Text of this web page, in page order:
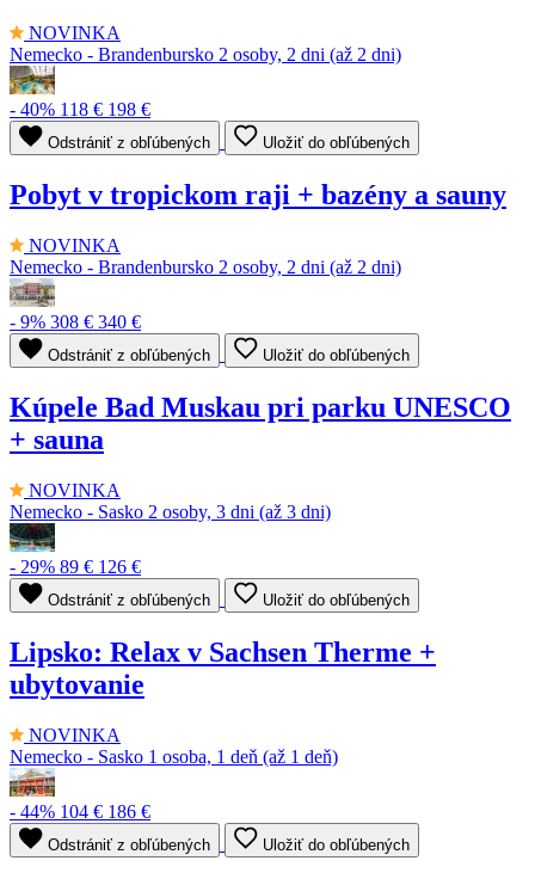
NOVINKA
Nemecko - Brandenbursko 2 osoby, 2 dni (až 2 dni)
- 40% 118 € 198 €
Odstrániť z obľúbených Uložiť do obľúbených
Pobyt v tropickom raji + bazény a sauny
NOVINKA
Nemecko - Brandenbursko 2 osoby, 2 dni (až 2 dni)
- 9% 308 € 340 €
Odstrániť z obľúbených Uložiť do obľúbených
Kúpele Bad Muskau pri parku UNESCO
+ sauna
NOVINKA
Nemecko - Sasko 2 osoby, 3 dni (až 3 dni)
- 29% 89 € 126 €
Odstrániť z obľúbených Uložiť do obľúbených
Lipsko: Relax v Sachsen Therme +
ubytovanie
NOVINKA
Nemecko - Sasko 1 osoba, 1 deň (až 1 deň)
- 44% 104 € 186 €
Odstrániť z obľúbených Uložiť do obľúbených